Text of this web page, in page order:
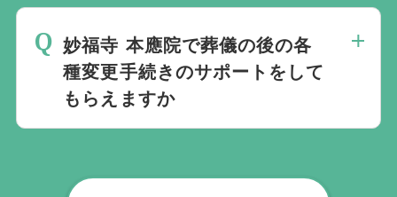
点がありましたらお気軽にご相談くださ
い。
要望にお応えしております。
妙福寺 本應院で葬儀の後の各
種変更手続きのサポートをして
もらえますか